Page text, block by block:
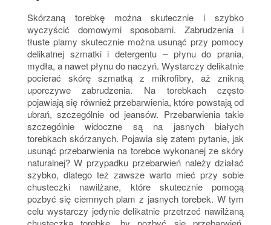
Skórzaną torebkę można skutecznie i szybko
wyczyścić domowymi sposobami. Zabrudzenia i
tłuste plamy skutecznie można usunąć przy pomocy
delikatnej szmatki i detergentu – płynu do prania,
mydła, a nawet płynu do naczyń. Wystarczy delikatnie
pocierać skórę szmatką z mikrofibry, aż znikną
uporczywe zabrudzenia. Na torebkach często
pojawiają się również przebarwienia, które powstają od
ubrań, szczególnie od jeansów. Przebarwienia takie
szczególnie widoczne są na jasnych białych
torebkach skórzanych. Pojawia się zatem pytanie, jak
usunąć przebarwienia na torebce wykonanej ze skóry
naturalnej? W przypadku przebarwień należy działać
szybko, dlatego też zawsze warto mieć przy sobie
chusteczki nawilżane, które skutecznie pomogą
pozbyć się ciemnych plam z jasnych torebek. W tym
celu wystarczy jedynie delikatnie przetrzeć nawilżaną